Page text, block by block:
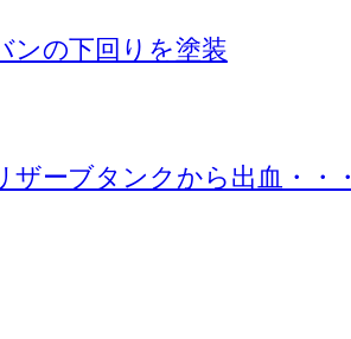
ンの下回りを塗装
ーブタンクから出血・・・